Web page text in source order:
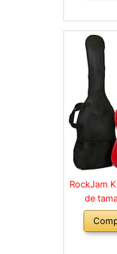
RockJam
de
correa,
púas,